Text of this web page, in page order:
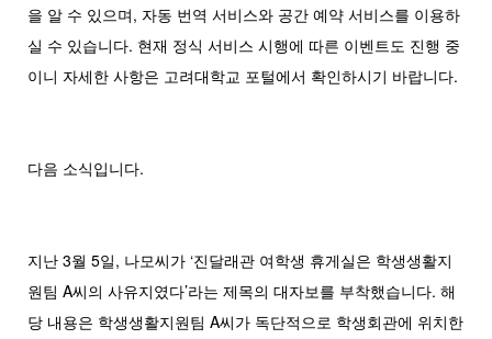
을 알 수 있으며, 자동 번역 서비스와 공간 예약 서비스를 이용하
실 수 있습니다. 현재 정식 서비스 시행에 따른 이벤트도 진행 중
이니 자세한 사항은 고려대학교 포털에서 확인하시기 바랍니다.
다음 소식입니다.
지난 3월 5일, 나모씨가 ‘진달래관 여학생 휴게실은 학생생활지
원팀 A씨의 사유지였다’라는 제목의 대자보를 부착했습니다. 해
당 내용은 학생생활지원팀 A씨가 독단적으로 학생회관에 위치한